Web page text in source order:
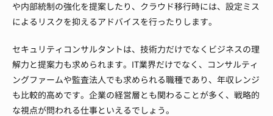
や内部統制の強化を提案したり、クラウド移行時には、設定ミス
によるリスクを抑えるアドバイスを行ったりします。
セキュリティコンサルタントは、技術力だけでなくビジネスの理
解力と提案力も求められます。IT業界だけでなく、コンサルティ
ングファームや監査法人でも求められる職種であり、年収レンジ
も比較的高めです。企業の経営層とも関わることが多く、戦略的
な視点が問われる仕事といえるでしょう。